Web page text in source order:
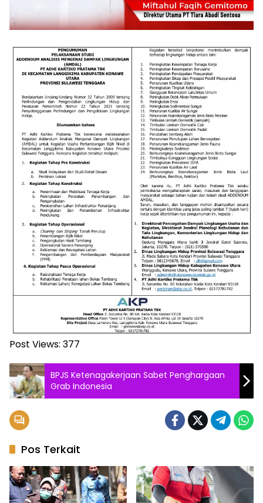
Post Views: 377
BPJS Ketenagakerjaan Sabet Penghargaan
Grab Indonesia
Pos Terkait